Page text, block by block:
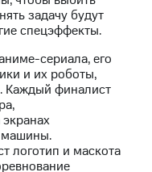
задачу будут
спецэффекты.
сериала, его
и их роботы,
Каждый финалист
машины.
логотип и маскота